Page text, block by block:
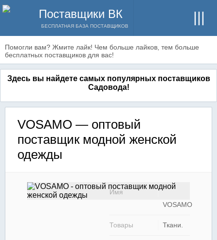
Поставщики ВК
БЕСПЛАТНАЯ БАЗА ПОСТАВЩИКОВ
Помогли вам? Жмите лайк! Чем больше лайков, тем больше
бесплатных поставщиков для вас!
Здесь вы найдете самых популярных поставщиков
Садовода!
VOSAMO — оптовый
поставщик модной женской
одежды
Имя
VOSAMO
Товары Ткани.